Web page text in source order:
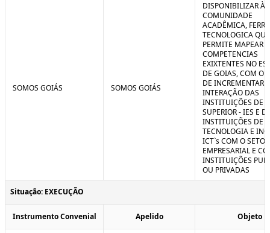
SOMOS GOIÁS SOMOS GOIÁS
DISPONIBILIZAR À
COMUNIDADE
ACADÊMICA,
TECNOLOGICA QUE
PERMITE MAPEAR
COMPETENCIAS
EXIXTENTES NO
DE GOIAS, COM O
DE INCREMENTAR A
INTERAÇÃO DAS
INSTITUIÇÕES DE
SUPERIOR - IES E
INSTITUIÇÕES DE
TECNOLOGIA E
ICT`s COM O SETOR
EMPRESARIAL E
INSTITUIÇÕES
OU PRIVADAS
Situação: EXECUÇÃO
Instrumento Convenial Apelido Objeto